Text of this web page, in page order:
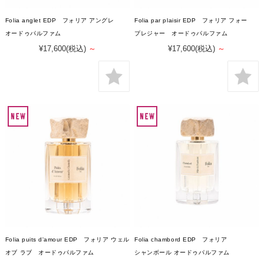
Folia anglet EDP フォリア アングレ
オードゥパルファム
¥17,600(税込) ～
Folia par plaisir EDP フォリア フォー
プレジャー オードゥパルファム
¥17,600(税込) ～
Folia puits d'amour EDP フォリア ウェル
オブ ラブ オードゥパルファム
Folia chambord EDP フォリア
シャンボール オードゥパルファム